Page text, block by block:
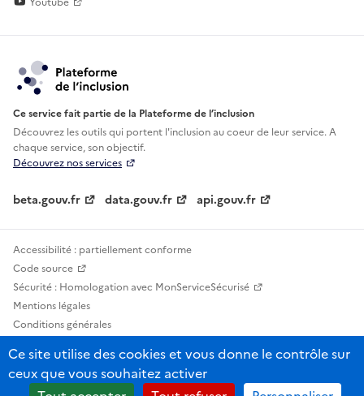
Ce service fait partie de la Plateforme de l’inclusion
Découvrez les outils qui portent l'inclusion aucoeur de leur service. A
chaque service, son objectif.
Découvrez nos services
beta.gouv.fr data.gouv.fr api.gouv.fr
Accessibilité : partiellement conforme
Code source
Sécurité : Homologation avec MonServiceSécurisé
Mentions légales
Conditions générales
Statistiques, lexiques et indicateurs
Sauf mention contraire, tous les contenus de ce site sont sous licence
Ce site utilise des cookies et vous donne le contrôle sur
ceux que vous souhaitez activer